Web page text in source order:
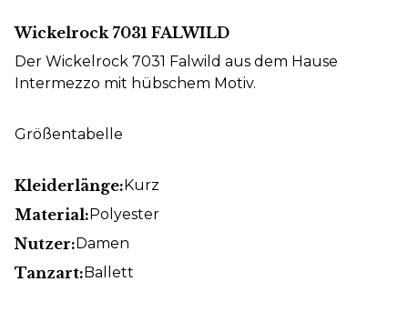
Wickelrock 7031 FALWILD
Der Wickelrock 7031 Falwild aus dem Hause
Intermezzo mit hübschem Motiv.
Größentabelle
Kleiderlänge:Kurz
Material:Polyester
Nutzer:Damen
Tanzart:Ballett